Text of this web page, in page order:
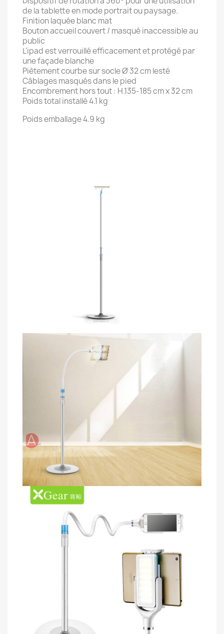
de la tablette en mode portrait ou paysage.
Finition laquée blanc mat
Bouton accueil couvert / masqué inaccessible au
public
L'ipad est verrouillé efficacement et protégé par
une façade blanche
Piètement courbe sur socle Ø 32 cm lesté
Câblages masqués dans le pied
Encombrement hors tout : H.135-185 cm x 32 cm
Poids total installé 4.1 kg
Poids emballage 4.9 kg